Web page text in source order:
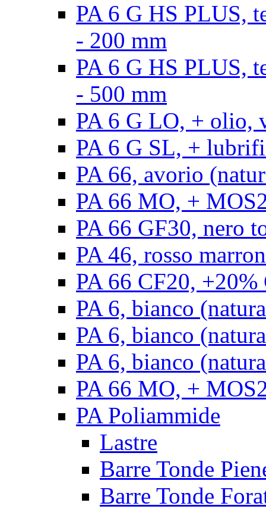
PA 6 G HS PLUS,
- 200 mm
PA 6 G HS PLUS,
- 500 mm
PA 6 G LO, + olio,
PA 6 G SL, +
PA 66, avorio
PA 66 MO, +
PA 66 GF30, nero
PA 46, rosso
PA 66 CF20,
PA 6, bianco
PA 6, bianco
PA 6, bianco
PA 66 MO, +
PA Poliammide
Lastre
Barre Tonde
Barre Tonde